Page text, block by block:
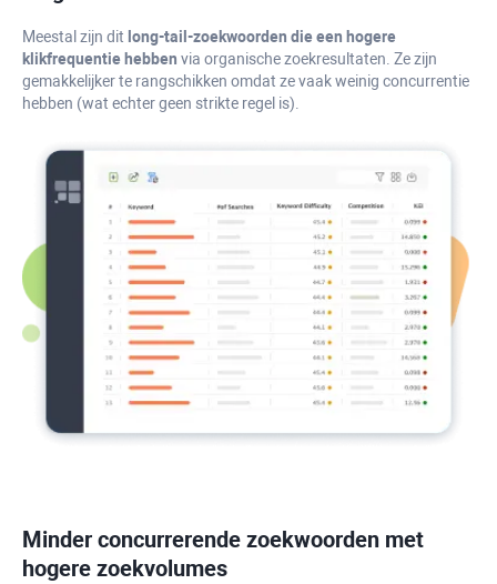
Meestal zijn dit long-tail-zoekwoorden die een hogere
klikfrequentie hebben via organische zoekresultaten. Ze zijn
gemakkelijker te rangschikken omdat ze vaak weinig concurrentie
hebben (wat echter geen strikte regel is).
Minder concurrerende zoekwoorden met
hogere zoekvolumes